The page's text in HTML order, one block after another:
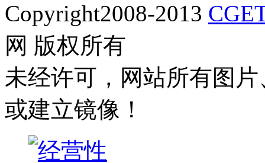
Copyright2008-2013
网 版权所有
未经许可，网站所有图
或建立镜像！